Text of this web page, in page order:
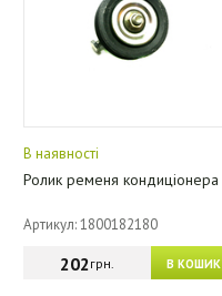
В наявності
Ролик ременя кондиціонера
Артикул: 1800182180
В КОШИК
202грн.